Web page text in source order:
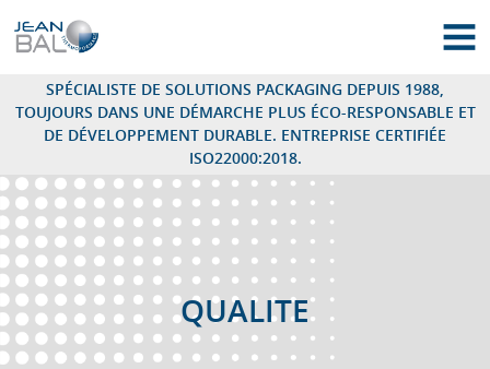
Thermoformage : Jean Bal – Cales et emballages thermoformés
SPÉCIALISTE DE SOLUTIONS PACKAGING DEPUIS 1988,
TOUJOURS DANS UNE DÉMARCHE PLUS ÉCO-RESPONSABLE ET
DE DÉVELOPPEMENT DURABLE. ENTREPRISE CERTIFIÉE
ISO22000:2018.
QUALITE